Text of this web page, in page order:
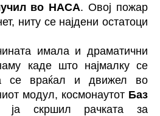
во НАСА. Овој пожар
ниту се најдени остатоци
имала и драматични
каде што најмалку се
се враќал и движел во
модул, космонаутот Баз
ја скршил рачката за